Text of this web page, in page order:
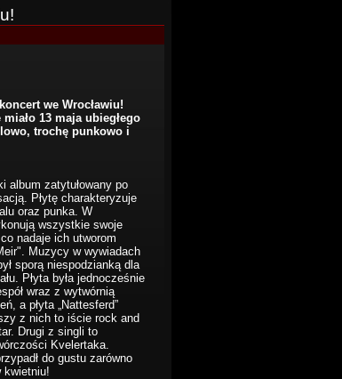
we Wrocławiu!
13 maja ubiegłego
trochę punkowo i
album zatytułowany po
Płytę charakteryzuje
oraz punka. W
wszystkie swoje
nadaje ich utworom
Muzycy w wywiadach
sporą niespodzianką dla
Płyta była jednocześnie
wraz z wytwórnią
a płyta „Nattesferd”
z nich to iście rock and
Drugi z singli to
Kvelertaka.
do gustu zarówno
kwietniu!